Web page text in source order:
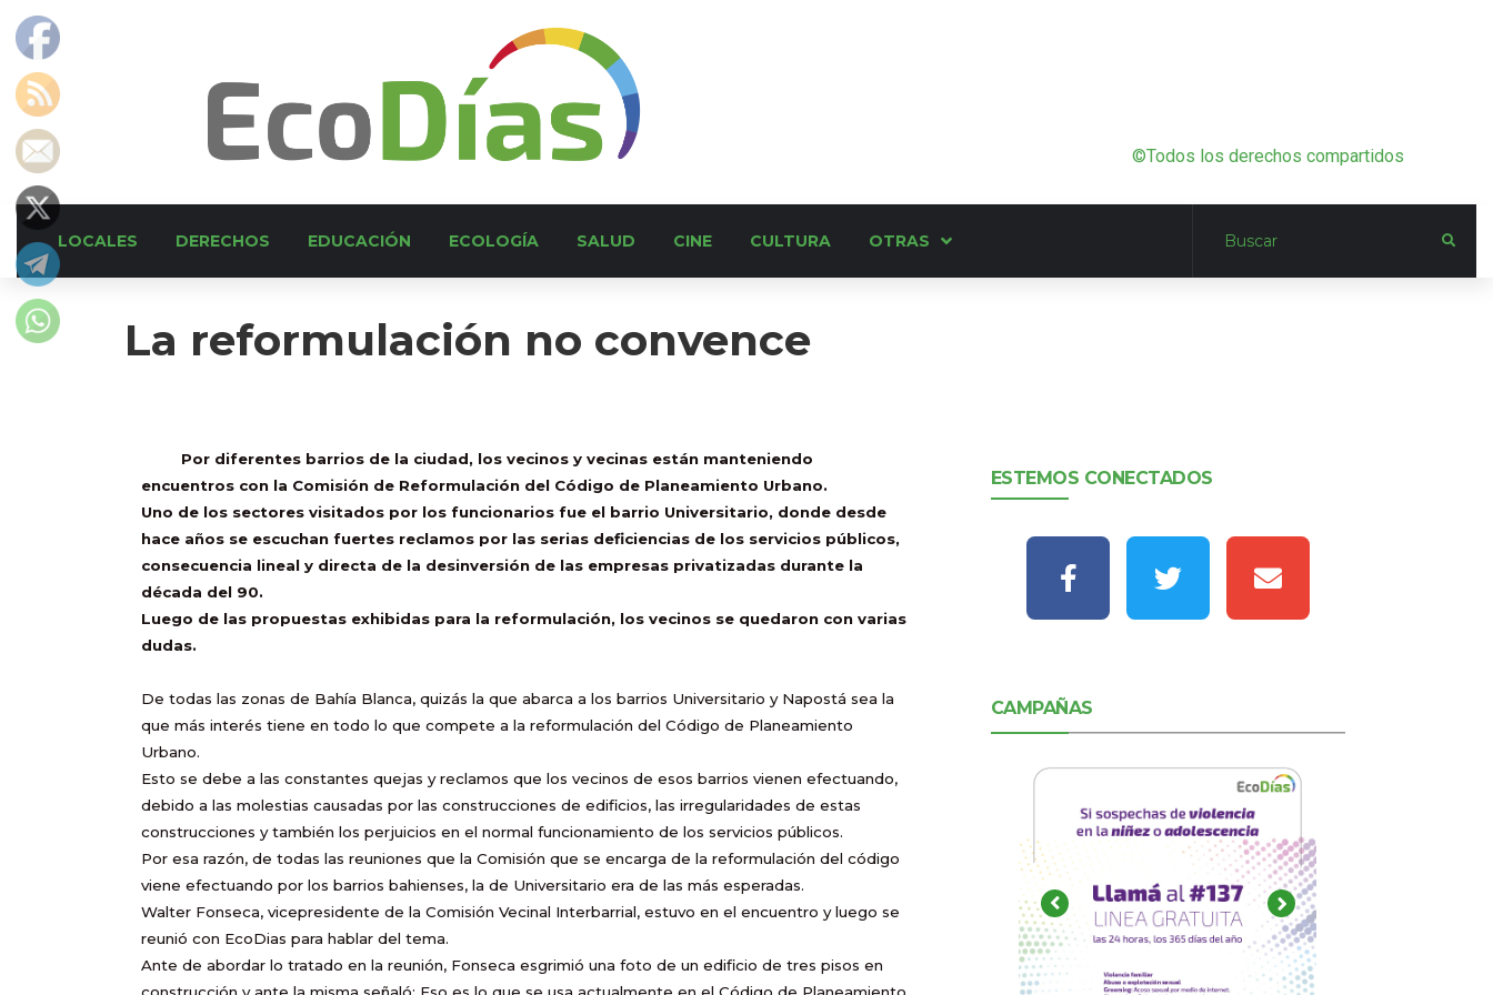
©Todos los derechos compartidos
LOCALES DERECHOS EDUCACIÓN ECOLOGÍA SALUD CINE CULTURA OTRAS
La reformulación no convence
Por diferentes barrios de la ciudad, los vecinos y vecinas están manteniendo
encuentros con la Comisión de Reformulación del Código de Planeamiento Urbano.
Uno de los sectores visitados por los funcionarios fue el barrio Universitario, donde desde
hace años se escuchan fuertes reclamos por las serias deficiencias de los servicios públicos,
consecuencia lineal y directa de la desinversión de las empresas privatizadas durante la
década del 90.
Luego de las propuestas exhibidas para la reformulación, los vecinos se quedaron con varias
dudas.
De todas las zonas de Bahía Blanca, quizás la que abarca a los barrios Universitario y Napostá sea la
que más interés tiene en todo lo que compete a la reformulación del Código de Planeamiento
Urbano.
Esto se debe a las constantes quejas y reclamos que los vecinos de esos barrios vienen efectuando,
debido a las molestias causadas por las construcciones de edificios, las irregularidades de estas
construcciones y también los perjuicios en el normal funcionamiento de los servicios públicos.
Por esa razón, de todas las reuniones que la Comisión que se encarga de la reformulación del código
viene efectuando por los barrios bahienses, la de Universitario era de las más esperadas.
Walter Fonseca, vicepresidente de la Comisión Vecinal Interbarrial, estuvo en el encuentro y luego se
reunió con EcoDias para hablar del tema.
Ante de abordar lo tratado en la reunión, Fonseca esgrimió una foto de un edificio de tres pisos en
ESTEMOS CONECTADOS
CAMPAÑAS